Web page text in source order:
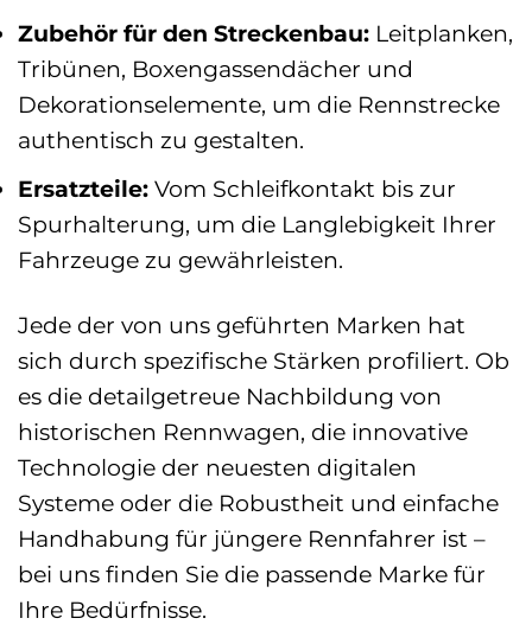
Zubehör für den Streckenbau: Leitplanken,
Tribünen, Boxengassendächer und
Dekorationselemente, um die Rennstrecke
authentisch zu gestalten.
Ersatzteile: Vom Schleifkontakt bis zur
Spurhalterung, um die Langlebigkeit Ihrer
Fahrzeuge zu gewährleisten.
Jede der von uns geführten Marken hat
sich durch spezifische Stärken profiliert. Ob
es die detailgetreue Nachbildung von
historischen Rennwagen, die innovative
Technologie der neuesten digitalen
Systeme oder die Robustheit und einfache
Handhabung für jüngere Rennfahrer ist –
bei uns finden Sie die passende Marke für
Ihre Bedürfnisse.